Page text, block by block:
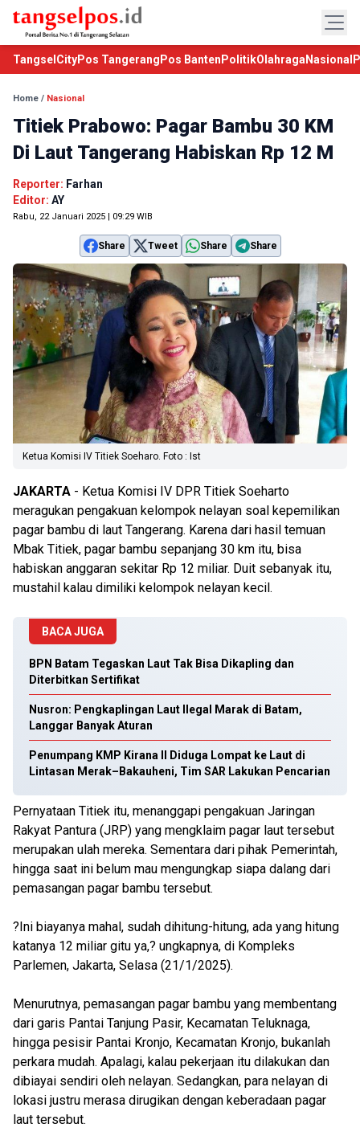
TangselCityPos Tangerang Pos Banten PolitikOlahraga Nasional
Home / Nasional
Titiek Prabowo: Pagar Bambu 30 KM
Di Laut Tangerang Habiskan Rp 12 M
Reporter: Farhan
Editor: AY
Rabu, 22 Januari 2025 | 09:29 WIB
Share Tweet Share Share
Ketua Komisi IV Titiek Soeharo. Foto : Ist
JAKARTA - Ketua Komisi IV DPR Titiek Soeharto
meragukan pengakuan kelompok nelayan soal kepemilikan
pagar bambu di laut Tangerang. Karena dari hasil temuan
Mbak Titiek, pagar bambu sepanjang 30 km itu, bisa
habiskan anggaran sekitar Rp 12 miliar. Duit sebanyak itu,
mustahil kalau dimiliki kelompok nelayan kecil.
BACA JUGA
BPN Batam Tegaskan Laut Tak Bisa Dikapling dan
Diterbitkan Sertifikat
Nusron: Pengkaplingan Laut Ilegal Marak di Batam,
Langgar Banyak Aturan
Penumpang KMP Kirana II Diduga Lompat ke Laut di
Lintasan Merak–Bakauheni, Tim SAR Lakukan Pencarian
Pernyataan Titiek itu, menanggapi pengakuan Jaringan
Rakyat Pantura (JRP) yang mengklaim pagar laut tersebut
merupakan ulah mereka. Sementara dari pihak Pemerintah,
hingga saat ini belum mau mengungkap siapa dalang dari
pemasangan pagar bambu tersebut.
?Ini biayanya mahal, sudah dihitung-hitung, ada yang hitung
katanya 12 miliar gitu ya,? ungkapnya, di Kompleks
Parlemen, Jakarta, Selasa (21/1/2025).
Menurutnya, pemasangan pagar bambu yang membentang
dari garis Pantai Tanjung Pasir, Kecamatan Teluknaga,
hingga pesisir Pantai Kronjo, Kecamatan Kronjo, bukanlah
perkara mudah. Apalagi, kalau pekerjaan itu dilakukan dan
dibiayai sendiri oleh nelayan. Sedangkan, para nelayan di
lokasi justru merasa dirugikan dengan keberadaan pagar
laut tersebut.